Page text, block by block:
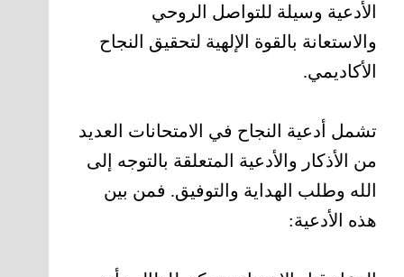
الأدعية وسيلة للتواصل الروحي
والاستعانة بالقوة الإلهية لتحقيق النجاح
الأكاديمي.
تشمل أدعية النجاح في الامتحانات العديد
من الأذكار والأدعية المتعلقة بالتوجه إلى
الله وطلب الهداية والتوفيق. فمن بين
هذه الأدعية: